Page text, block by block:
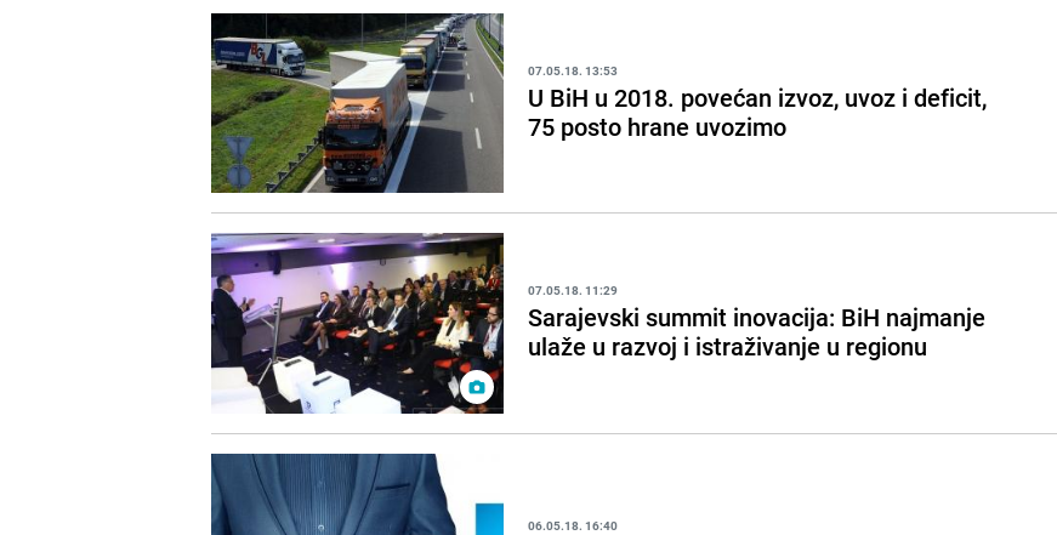
07.05.18. 13:53
U BiH u 2018. povećan izvoz, uvoz i deficit,
75 posto hrane uvozimo
07.05.18. 11:29
Sarajevski summit inovacija: BiH najmanje
ulaže u razvoj i istraživanje u regionu
06.05.18. 16:40